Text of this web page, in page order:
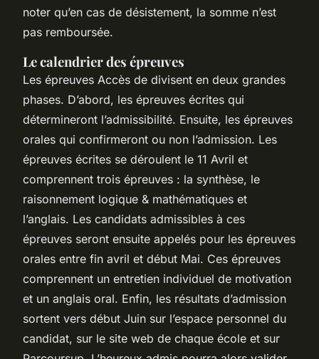
noter qu’en cas de désistement, la somme n’est
pas remboursée.
Le calendrier des épreuves
Les épreuves Accès de divisent en deux grandes
phases. D’abord, les épreuves écrites qui
détermineront l’admissibilité. Ensuite, les épreuves
orales qui confirmeront ou non l’admission. Les
épreuves écrites se déroulent le 11 Avril et
comprennent trois épreuves : la synthèse, le
raisonnement logique & mathématiques et
l’anglais. Les candidats admissibles à ces
épreuves seront ensuite appelés pour les épreuves
orales entre fin avril et début Mai. Ces épreuves
comprennent un entretien individuel de motivation
et un anglais oral. Enfin, les résultats d’admission
sortent vers début Juin sur l’espace personnel du
candidat, sur le site web de chaque école et sur